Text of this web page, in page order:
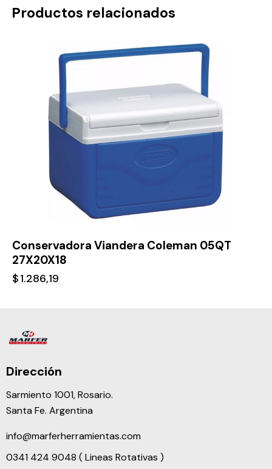
Productos relacionados
Conservadora Viandera Coleman 05QT
27X20X18
$1.286,19
Dirección
Sarmiento 1001, Rosario.
Santa Fe. Argentina
info@marferherramientas.com
0341 424 9048 ( Lineas Rotativas )